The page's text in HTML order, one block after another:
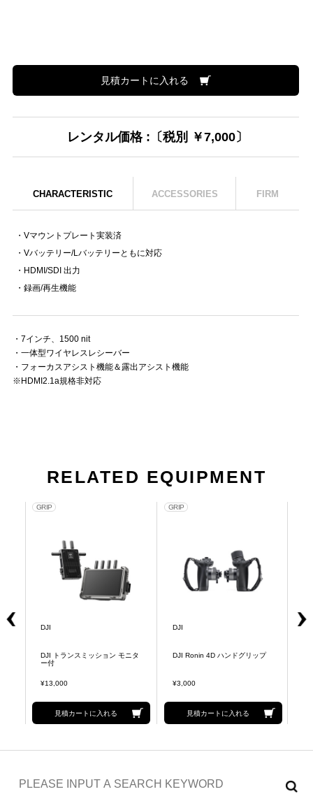
見積カートに入れる
レンタル価格 :〔税別 ￥7,000〕
CHARACTERISTIC ACCESSORIES FIRM
・Vマウントプレート実装済
・Vバッテリー/Lバッテリーともに対応
・HDMI/SDI 出力
・録画/再生機能
・7インチ、1500 nit
・一体型ワイヤレスレシーバー
・フォーカスアシスト機能＆露出アシスト機能
※HDMI2.1a規格非対応
RELATED EQUIPMENT
GRIP
DJI
DJI トランスミッション モニタ
ー付
¥13,000
見積カートに入れる
GRIP
DJI
DJI Ronin 4D ハンドグリップ
¥3,000
見積カートに入れる